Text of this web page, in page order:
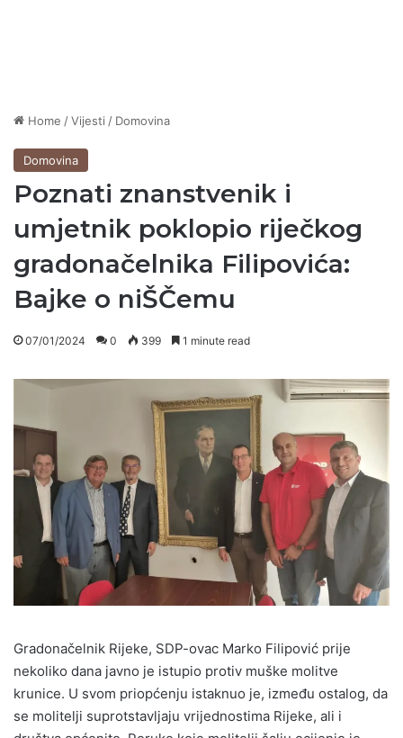
Home /Vijesti / Domovina
Domovina
Poznati znanstvenik i
umjetnik poklopio riječkog
gradonačelnika Filipovića:
Bajke o niŠČemu
07/01/2024 0 399 1 minute read
Gradonačelnik Rijeke, SDP-ovac Marko Filipović prije
nekoliko dana javno je istupio protiv muške molitve
krunice. U svom priopćenju istaknuo je, između ostalog, da
se molitelji suprotstavljaju vrijednostima Rijeke, ali i